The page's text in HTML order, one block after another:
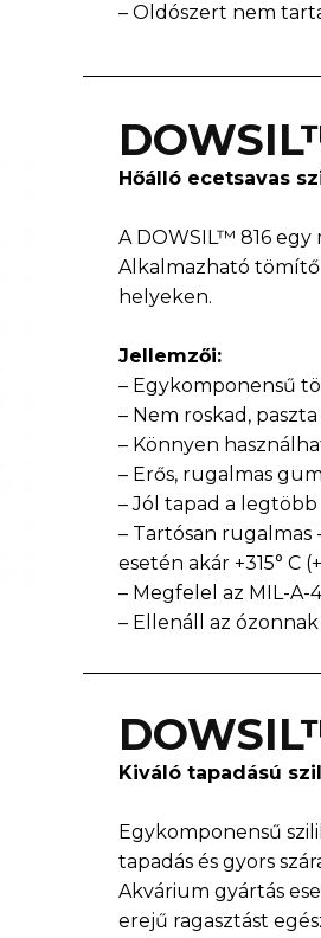
– Oldószert nem
Hőálló ecetsavas
A DOWSIL™ 816
Alkalmazható
helyeken.
Jellemzői:
– Egykomponensű
– Nem roskad,
– Könnyen
– Erős, rugalmas
– Jól tapad a
– Tartósan rugalmas
esetén akár +315° C
– Megfelel az MIL-A-
– Ellenáll az
Kiváló tapadású
Egykomponensű
tapadás és gyors
Akvárium gyártás
erejű ragasztást